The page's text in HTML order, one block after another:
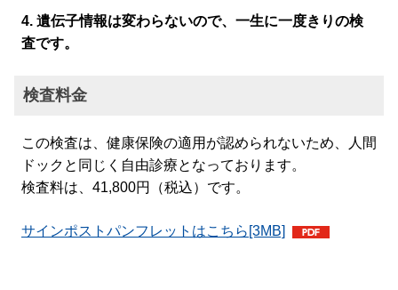
4. 遺伝子情報は変わらないので、一生に一度きりの検
査です。
検査料金
この検査は、健康保険の適用が認められないため、人間
ドックと同じく自由診療となっております。
検査料は、41,800円（税込）です。
サインポストパンフレットはこちら [3MB]